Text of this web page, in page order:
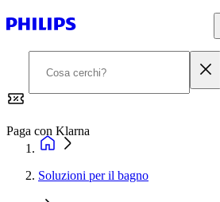
Paga con Klarna
Soluzioni per il bagno